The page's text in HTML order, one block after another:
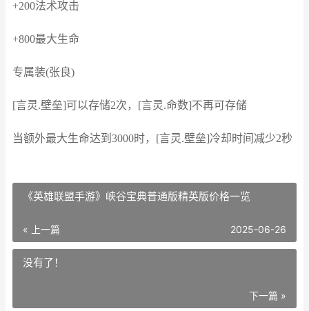
+200法术攻击
+800最大生命
专属装(张良)
[言灵.壁垒]可以存储2次，[言灵.命数]不再可存储
当额外最大生命达到3000时，[言灵.壁垒]冷却时间减少2秒
《英雄联盟手游》峡谷宝典普通版精英版价格一览
« 上一篇 2025-06-26
没有了！
下一篇 »